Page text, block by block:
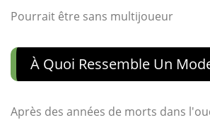
Pourrait être sans multijoueur
À Quoi Ressemble Un
Après des années de morts dans